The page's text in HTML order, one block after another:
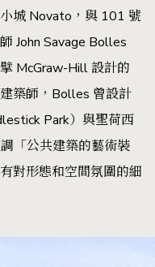
城 Novato，與 101 號
John Savage Bolles
McGraw-Hill 設計的
築師，Bolles 曾設計
Park）與聖荷西
「公共建築的藝術裝
對形態和空間氛圍的細